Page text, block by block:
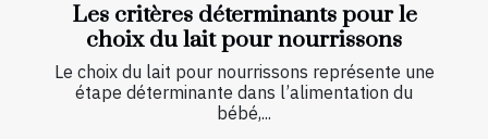
Les critères déterminants pour le
choix du lait pour nourrissons
Le choix du lait pour nourrissons représente une
étape déterminante dans l’alimentation du
bébé,...